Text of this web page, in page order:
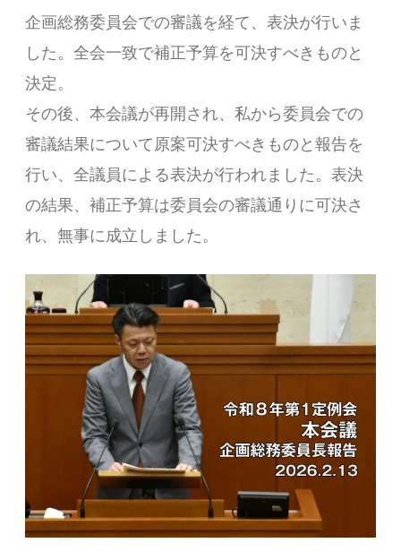
企画総務委員会での審議を経て、表決が行いま
した。全会一致で補正予算を可決すべきものと
決定。
その後、本会議が再開され、私から委員会での
審議結果について原案可決すべきものと報告を
行い、全議員による表決が行われました。表決
の結果、補正予算は委員会の審議通りに可決さ
れ、無事に成立しました。